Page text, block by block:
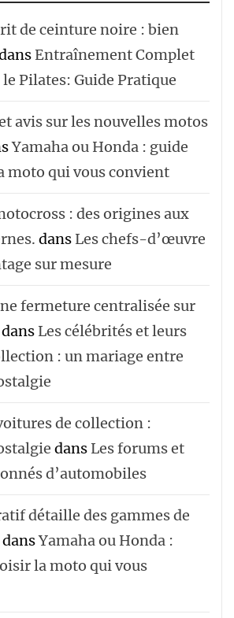
de ceinture noire : bien
Entraînement Complet
le Pilates: Guide Pratique
avis sur les nouvelles motos
Yamaha ou Honda : guide
moto qui vous convient
: des origines aux
dans Les chefs-d’œuvre
sur mesure
fermeture centralisée sur
dans Les célébrités et leurs
: un mariage entre
de collection :
dans Les forums et
d’automobiles
détaille des gammes de
dansYamaha ou Honda :
la moto qui vous